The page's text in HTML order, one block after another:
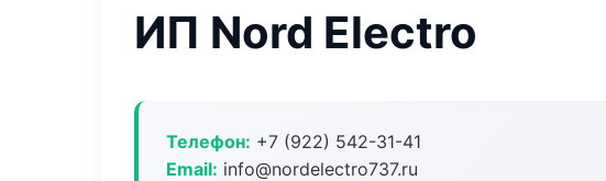
ИП Nord Electro
Телефон: +7 (922) 542-31-41
Email: info@nordelectro737.ru